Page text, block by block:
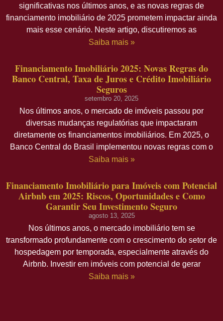
significativas nos últimos anos, e as novas regras de
financiamento imobiliário de 2025 prometem impactar ainda
mais esse cenário. Neste artigo, discutiremos as
Saiba mais »
Financiamento Imobiliário 2025: Novas Regras do
Banco Central, Taxa de Juros e Crédito Imobiliário
Seguros
setembro 20, 2025
Nos últimos anos, o mercado de imóveis passou por
diversas mudanças regulatórias que impactaram
diretamente os financiamentos imobiliários. Em 2025, o
Banco Central do Brasil implementou novas regras com o
Saiba mais »
Financiamento Imobiliário para Imóveis com Potencial
Airbnb em 2025: Riscos, Oportunidades e Como
Garantir Seu Investimento Seguro
agosto 13, 2025
Nos últimos anos, o mercado imobiliário tem se
transformado profundamente com o crescimento do setor de
hospedagem por temporada, especialmente através do
Airbnb. Investir em imóveis com potencial de gerar
Saiba mais »